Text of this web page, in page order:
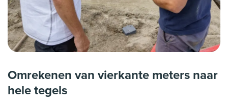
Omrekenen van vierkante meters naar
hele tegels